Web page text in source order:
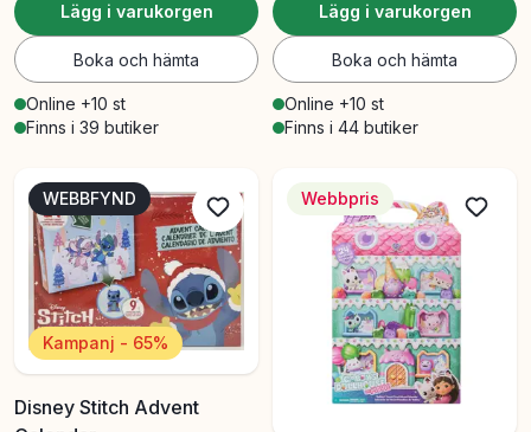
Lägg i varukorgen
Boka och hämta
Online +10 st
Finns i 39 butiker
Lägg i varukorgen
Boka och hämta
Online +10 st
Finns i 44 butiker
WEBBFYND
Kampanj - 65%
Disney Stitch Advent
Webbpris